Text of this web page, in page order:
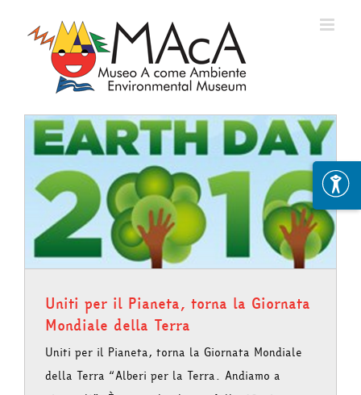
Uniti per il Pianeta, torna la Giornata
Mondiale della Terra
Uniti per il Pianeta, torna la Giornata Mondiale
della Terra “Alberi per la Terra. Andiamo a